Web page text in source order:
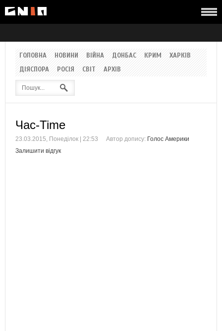
ГОЛОВНА НОВИНИ ВІЙНА ДОНБАС КРИМ
ХАРКІВ
ДІЯСПОРА
РОСІЯ СВІТ АРХІВ
Час-Time
23.03.2015, Понеділок | 22:53 Автор допису: Голос Америки
Залишити відгук